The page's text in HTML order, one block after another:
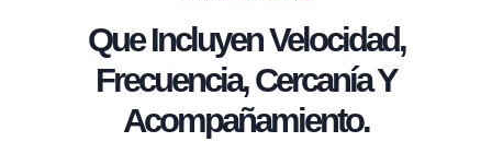
Que Incluyen Velocidad,
Frecuencia, Cercanía Y
Acompañamiento.